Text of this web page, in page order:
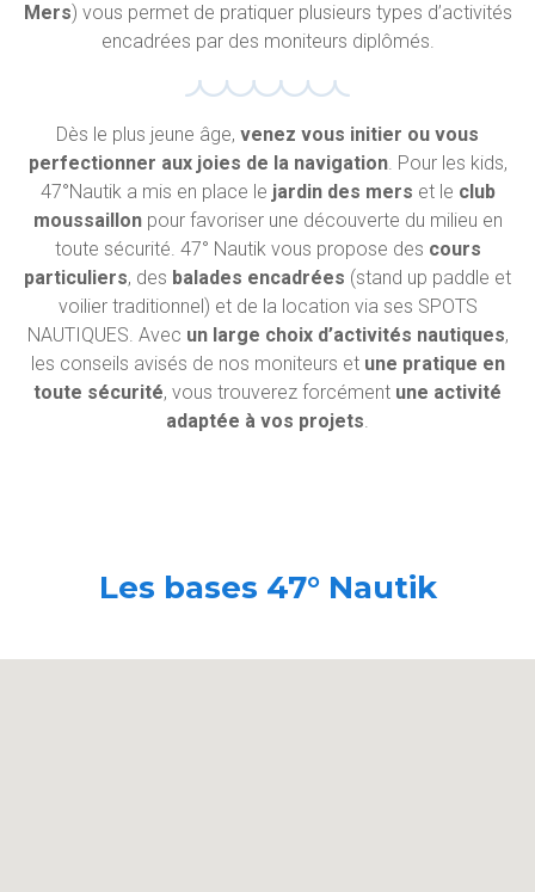
Mers) vous permet de pratiquer plusieurs types d’activités
encadrées par des moniteurs diplômés.
Dès le plus jeune âge, venez vous initier ou vous
perfectionner aux joies de la navigation. Pour les kids,
47°Nautik a mis en place le jardin des mers et le club
moussaillonpour favoriser une découverte du milieu en
toute sécurité. 47° Nautik vous propose des cours
particuliers, des balades encadrées (stand up paddle et
voilier traditionnel) et de la location via ses SPOTS
NAUTIQUES. Avec un large choix d’activités nautiques,
les conseils avisés de nos moniteurs et une pratique en
toute sécurité, vous trouverez forcément une activité
adaptée à vos projets.
Les bases 47° Nautik